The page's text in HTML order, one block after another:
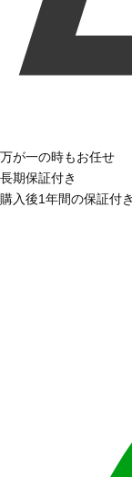
万が一の時もお任せ
長期保証付き
購入後1年間の保証付